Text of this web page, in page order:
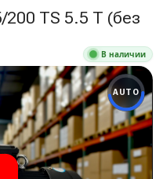
TS 5.5 T (без
В наличии
AUTO